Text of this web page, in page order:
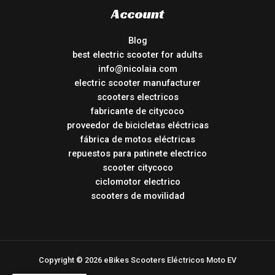
Account
Blog
best electric scooter for adults
info@nicolaia.com
electric scooter manufacturer
scooters electricos
fabricante de citycoco
proveedor de bicicletas eléctricas
fábrica de motos eléctricas
repuestos para patinete electrico
scooter citycoco
ciclomotor electrico
scooters de movilidad
Copyright © 2026 eBikes Scooters Eléctricos Moto EV